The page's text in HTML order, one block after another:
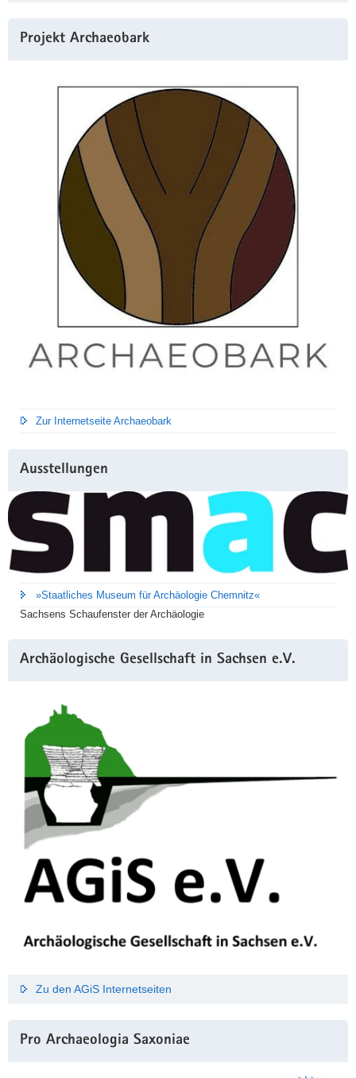
Projekt Archaeobark
Zur Internetseite Archaeobark
Ausstellungen
»Staatliches Museum für Archäologie Chemnitz«
Sachsens Schaufenster der Archäologie
Archäologische Gesellschaft in Sachsen e.V.
Zu den AGiS Internetseiten
Pro Archaeologia Saxoniae